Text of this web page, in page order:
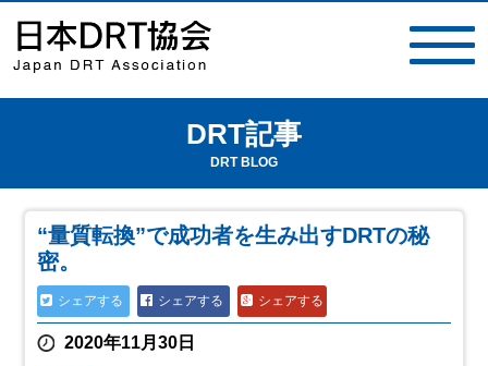
DRT記事
DRT BLOG
“量質転換”で成功者を生み出すDRTの秘
密。
シェアする シェアする シェアする
2020年11月30日